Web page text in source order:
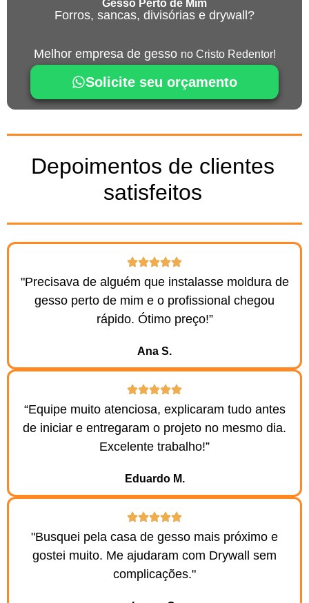
Gesso Perto de Mim
Forros, sancas, divisórias e drywall?
Melhor empresa de gesso no Cristo Redentor!
Solicite seu orçamento
Depoimentos de clientes
satisfeitos
"Precisava de alguém que instalasse moldura de
gesso perto de mim e o profissional chegou
rápido. Ótimo preço!”
Ana S.​
“Equipe muito atenciosa, explicaram tudo antes
de iniciar e entregaram o projeto no mesmo dia.
Excelente trabalho!”
Eduardo M.​
"Busquei pela casa de gesso mais próximo e
gostei muito. Me ajudaram com Drywall sem
complicações."